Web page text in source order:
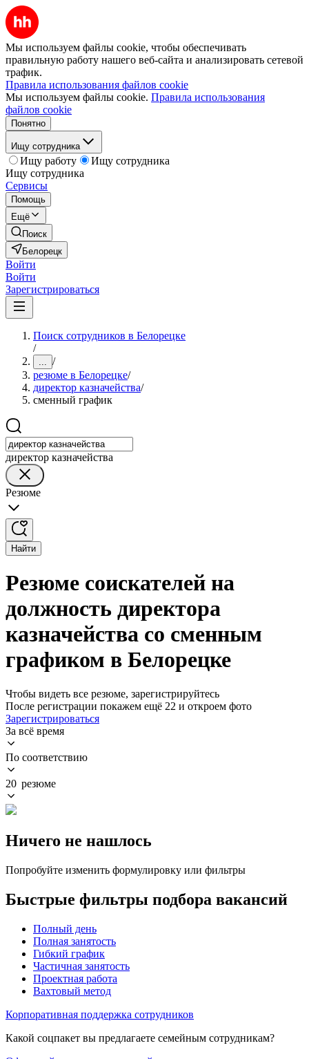
Мы используем файлы cookie, чтобы обеспечивать
правильную работу нашего веб-сайта и анализировать сетевой
трафик.
Правила использования файлов cookie
Мы используем файлы cookie. Правила использования
файлов cookie
Понятно
Ищу сотрудника
Ищу работу
Ищу сотрудника
Ищу сотрудника
Сервисы
Помощь
Ещё
Поиск
Белорецк
Войти
Войти
Зарегистрироваться
Поиск сотрудников в Белорецке
/
... /
резюме в Белорецке/
директор казначейства/
сменный график
директор казначейства
Резюме
Найти
Резюме соискателей на
должность директора
казначейства со сменным
графиком в Белорецке
Чтобы видеть все резюме, зарегистрируйтесь
После регистрации покажем ещё 22 и откроем фото
Зарегистрироваться
За всё время
По соответствию
20 резюме
Ничего не нашлось
Попробуйте изменить формулировку или фильтры
Быстрые фильтры подбора вакансий
Полный день
Полная занятость
Гибкий график
Частичная занятость
Проектная работа
Вахтовый метод
Корпоративная поддержка сотрудников
Какой соцпакет вы предлагаете семейным сотрудникам?